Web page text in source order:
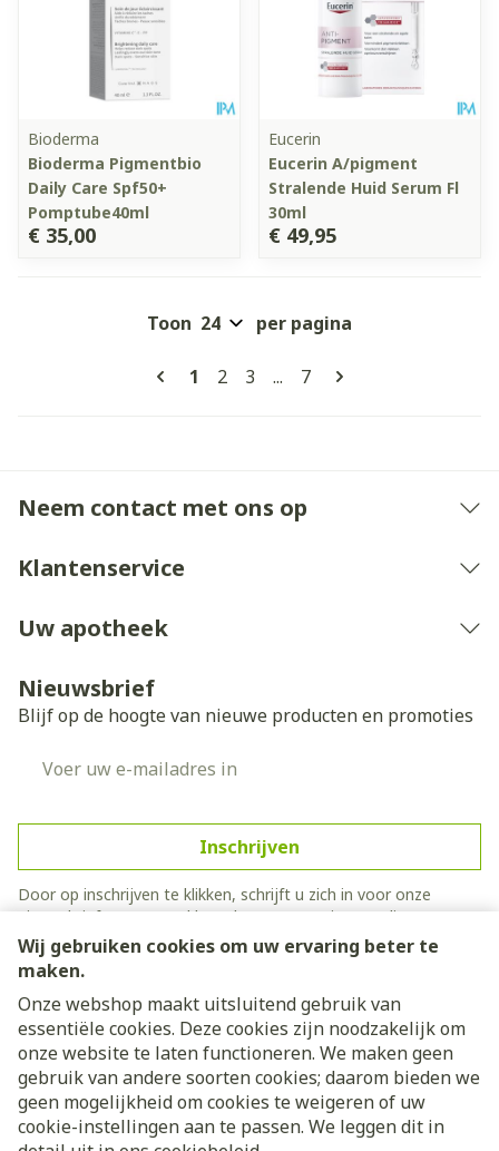
Wij gebruiken cookies om uw ervaring beter te
maken.
Onze webshop maakt uitsluitend gebruik van
essentiële cookies. Deze cookies zijn noodzakelijk om
onze website te laten functioneren. We maken geen
gebruik van andere soorten cookies; daarom bieden we
geen mogelijkheid om cookies te weigeren of uw
cookie-instellingen aan te passen. We leggen dit in
Bioderma
Bioderma Pigmentbio
Daily Care Spf50+
Pomptube40ml
€ 35,00
Eucerin
Eucerin A/pigment
Stralende Huid Serum Fl
30ml
€ 49,95
Pagina's
U lees momenteel pagina
1 Pagina
2 Pagina
3 ... Pagina
7
Toon per pagina
Neem contact met ons op
Klantenservice
Uw apotheek
Nieuwsbrief
Blijf op de hoogte van nieuwe producten en promoties
Inschrijven
Door op inschrijven te klikken, schrijft u zich in voor onze
nieuwsbrief en gaat u akkoord met onzeprivacy policy.
Juridische links